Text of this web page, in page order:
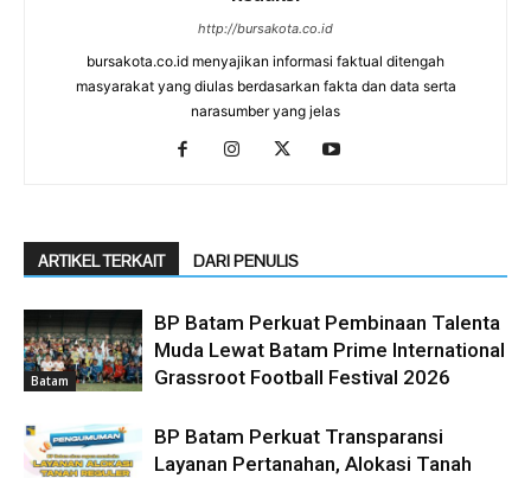
http://bursakota.co.id
bursakota.co.id menyajikan informasi faktual ditengah
masyarakat yang diulas berdasarkan fakta dan data serta
narasumber yang jelas
ARTIKEL TERKAIT DARI PENULIS
Batam
BP Batam Perkuat Pembinaan Talenta
Muda Lewat Batam Prime International
Grassroot Football Festival 2026
BP Batam Perkuat Transparansi
Layanan Pertanahan, Alokasi Tanah